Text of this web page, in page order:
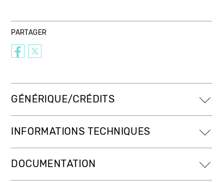
PARTAGER
GÉNÉRIQUE/CRÉDITS
INFORMATIONS TECHNIQUES
DOCUMENTATION